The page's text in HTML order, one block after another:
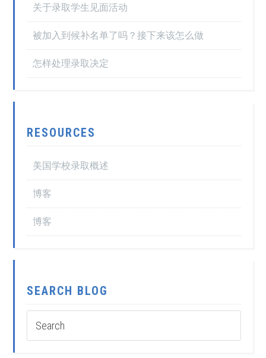
关于录取学生见面活动
被加入到候补名单了吗？接下来该怎么做
怎样处理录取决定
RESOURCES
美国学校录取概述
博客
博客
SEARCH BLOG